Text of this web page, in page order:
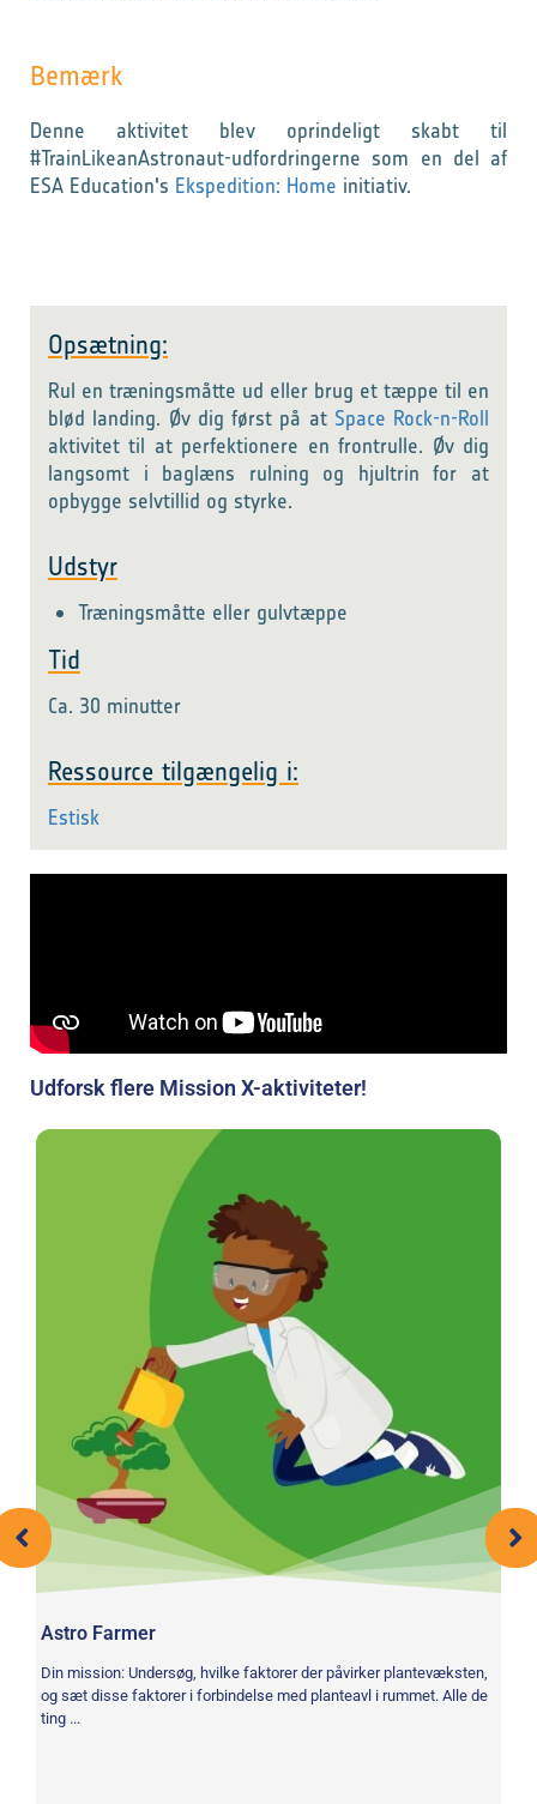
Bemærk
Denne aktivitet blev oprindeligt skabt til
#TrainLikeanAstronaut-udfordringerne som en del af
ESA Education's Ekspedition: Home initiativ.
Opsætning:
Rul en træningsmåtte ud eller brug et tæppe til en
blød landing. Øv dig først på at Space Rock-n-Roll
aktivitet til at perfektionere en frontrulle. Øv dig
langsomt i baglæns rulning og hjultrin for at
opbygge selvtillid og styrke.
Udstyr
Træningsmåtte eller gulvtæppe
Tid
Ca. 30 minutter
Ressource tilgængelig i:
Estisk
Udforsk flere Mission X-aktiviteter!
Astro Farmer
Din mission: Undersøg, hvilke faktorer der påvirker plantevæksten,
og sæt disse faktorer i forbindelse med planteavl i rummet. Alle de
ting ...